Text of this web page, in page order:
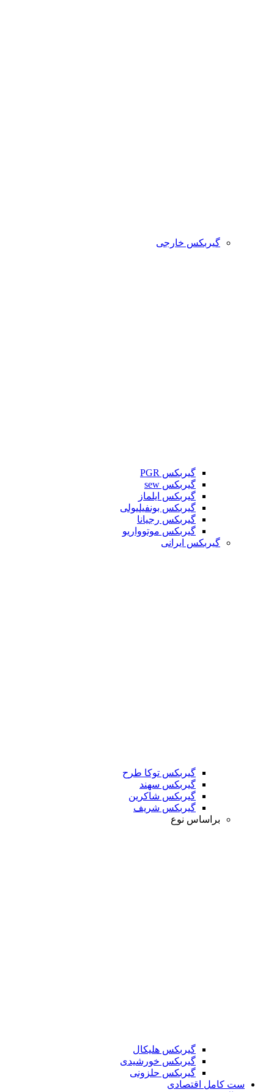
گیربکس خارجی
گیربکس PGR
گیربکس sew
گیربکس ایلماز
گیربکس بونفیلیولی
گیربکس رجیانا
گیربکس موتوواریو
گیربکس ایرانی
گیربکس توکا طرح
گیربکس سهند
گیربکس شاکرین
گیربکس شریف
براساس نوع
گیربکس هلیکال
گیربکس خورشیدی
گیربکس حلزونی
ست کامل اقتصادی